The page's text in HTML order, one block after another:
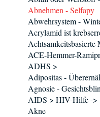
Abnehmen - Selfapy
Abwehrsystem -
Acrylamid ist
Achtsamkeitsbasierte
ACE-Hemmer-
ADHS >
Adipositas -
Agnosie -
AIDS > HIV-Hilfe ->
Akne